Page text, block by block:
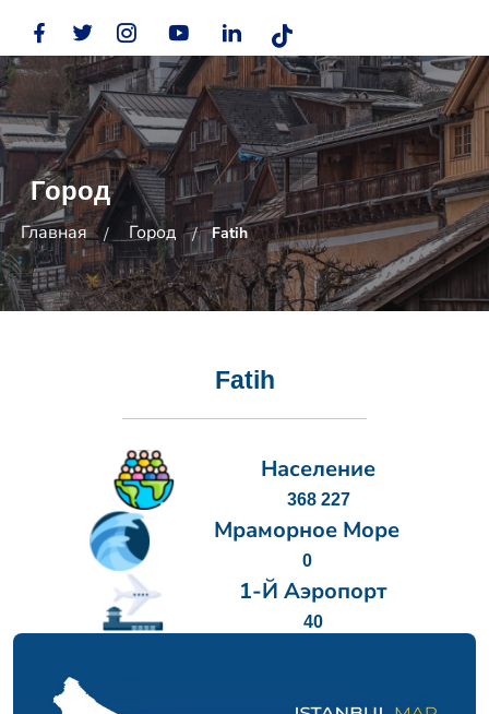
Город
Главная Город Fatih
Fatih
Население
368 227
Мраморное Море
0
1-Й Аэропорт
40